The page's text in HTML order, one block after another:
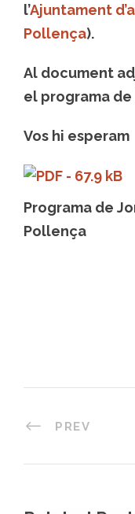
l’Ajuntament
Pollença).
Al document
el programa de
Vos hi esperam
Programa de
Pollença
PREV